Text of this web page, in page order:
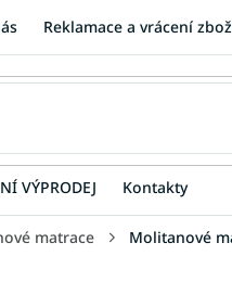
Reklamace a vrácení
VÝPRODEJ Kontakty
matrace Molitanové